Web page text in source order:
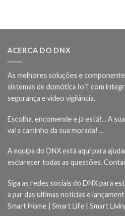
ACERCA DO DNX
As melhores soluções e
sistemas de domótica IoT com
segurança e vídeo vigilância.
Escolha, encomende e já está!... A
vai a caminho da sua morada! ...
A equipa do DNX está aqui para
esclarecer todas as questões.
Siga as redes sociais do DNX para
a par das ultimas noticias e
Smart Home | Smart Life | Smart